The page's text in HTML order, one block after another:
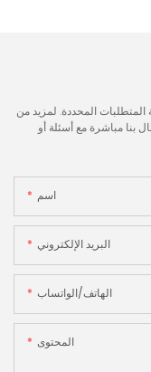
المحددة. لمزيد من
بنا مباشرة مع أسئلة أو
اسم
البريد الإلكتروني
الهاتف/الواتساب
المحتوى